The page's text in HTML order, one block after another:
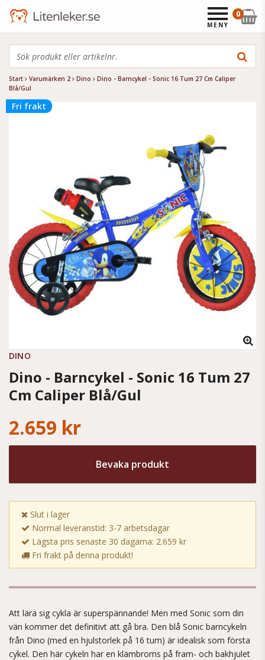
Start Varumärken 2 Dino
Dino - Barncykel - Sonic 16 Tum 27 Cm Caliper
Blå/Gul
Fri frakt
DINO
Dino - Barncykel - Sonic 16 Tum 27
Cm Caliper Blå/Gul
2.659 kr
Bevaka produkt
Slut i lager
Normal leveranstid: 3-7 arbetsdagar
Lägsta pris senaste 30 dagarna: 2.659 kr
Fri frakt på denna produkt!
Att lära sig cykla är superspännande! Men med Sonic som din
vän kommer det definitivt att gå bra. Den blå Sonic barncykeln
från Dino (med en hjulstorlek på 16 tum) är idealisk som första
cykel. Den här cykeln har en klämbroms på fram- och bakhjulet
0
MENY